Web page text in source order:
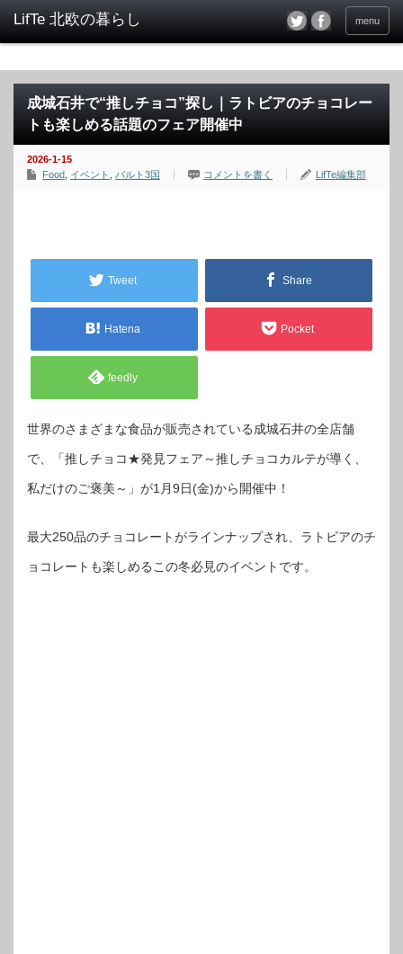
menu
成城石井で“推しチョコ”探し｜ラトビアのチョコレー
トも楽しめる話題のフェア開催中
2026-1-15
Food イベント バルト3国 コメントを書く LifTe編集部
Tweet Share
Hatena Pocket
feedly
世界のさまざまな食品が販売されている成城石井の全店舗
で、「推しチョコ★発見フェア～推しチョコカルテが導く、
私だけのご褒美～」が1月9日(金)から開催中！
最大250品のチョコレートがラインナップされ、ラトビアのチ
ョコレートも楽しめるこの冬必見のイベントです。